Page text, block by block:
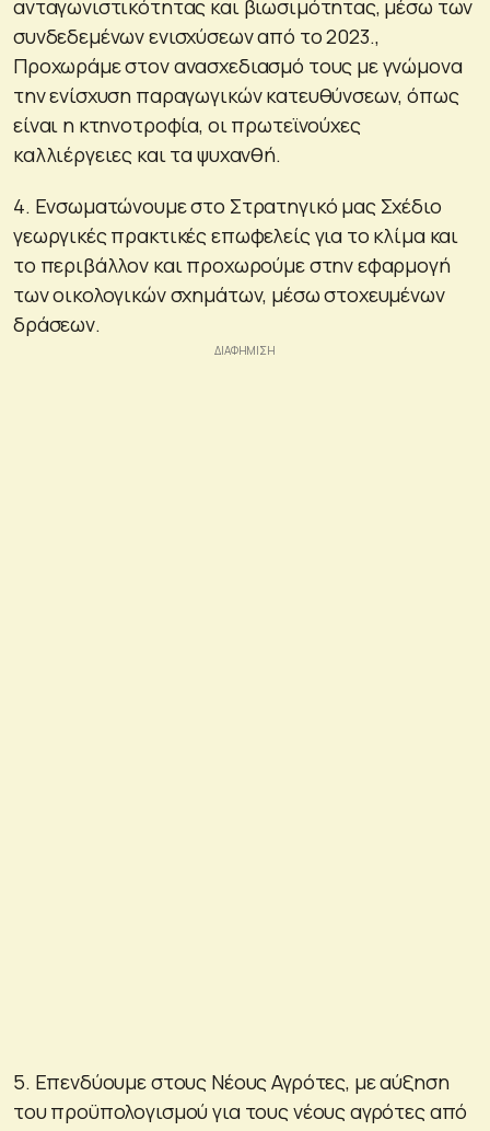
ανταγωνιστικότητας και βιωσιμότητας, μέσω των
συνδεδεμένων ενισχύσεων από το 2023.,
Προχωράμε στον ανασχεδιασμό τους με γνώμονα
την ενίσχυση παραγωγικών κατευθύνσεων, όπως
είναι η κτηνοτροφία, οι πρωτεϊνούχες
καλλιέργειες και τα ψυχανθή.
4. Eνσωματώνουμε στο Στρατηγικό μας Σχέδιο
γεωργικές πρακτικές επωφελείς για το κλίμα και
το περιβάλλον και προχωρούμε στην εφαρμογή
των οικολογικών σχημάτων, μέσω στοχευμένων
δράσεων.
5. Επενδύουμε στους Νέους Αγρότες, με αύξηση
του προϋπολογισμού για τους νέους αγρότες από